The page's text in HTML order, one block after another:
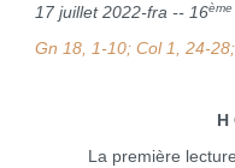
17 juillet 2022-fra -- 16ème
Gn 18, 1-10; Col 1, 24-
La première lecture